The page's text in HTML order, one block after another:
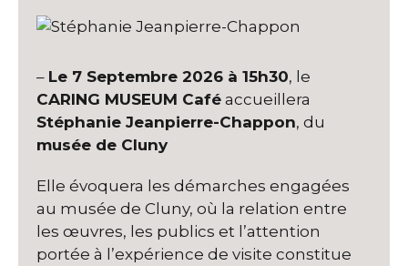
– Le 7 Septembre 2026 à 15h30, le
CARING MUSEUM Café accueillera
Stéphanie Jeanpierre-Chappon, du
musée de Cluny
Elle évoquera les démarches engagées
au musée de Cluny, où la relation entre
les œuvres, les publics et l’attention
portée à l’expérience de visite constitue